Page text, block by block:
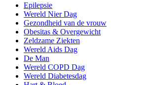
Epilepsie
Wereld Nier Dag
Gezondheid van de vrouw
Obesitas & Overgewicht
Zeldzame Ziekten
Wereld Aids Dag
De Man
Wereld COPD Dag
Wereld Diabetesdag